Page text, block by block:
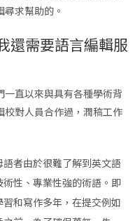
求幫助的。
還需要語言編輯服
直以來與具有各種學術背
校對人員合作過，潤稿工作
者由於很難了解到英文語
性、專業性強的術語。即
和寫作多年，在提交例如